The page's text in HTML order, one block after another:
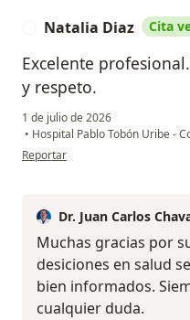
Natalia Diaz Cita
Excelente
y respeto.
1 de julio de 2026
• Hospital Pablo Tobón Uribe -
en opinión del usuario Natalia Diaz
Reportar
Dr. Juan Carlos
Muchas gracias por
desiciones en salud
bien informados.
cualquier duda.